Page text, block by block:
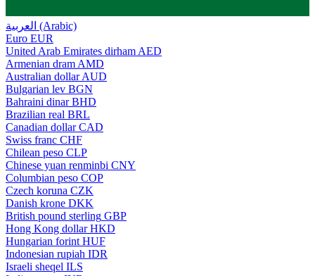
العربية (Arabic)
Euro EUR
United Arab Emirates dirham AED
Armenian dram AMD
Australian dollar AUD
Bulgarian lev BGN
Bahraini dinar BHD
Brazilian real BRL
Canadian dollar CAD
Swiss franc CHF
Chilean peso CLP
Chinese yuan renminbi CNY
Columbian peso COP
Czech koruna CZK
Danish krone DKK
British pound sterling GBP
Hong Kong dollar HKD
Hungarian forint HUF
Indonesian rupiah IDR
Israeli sheqel ILS